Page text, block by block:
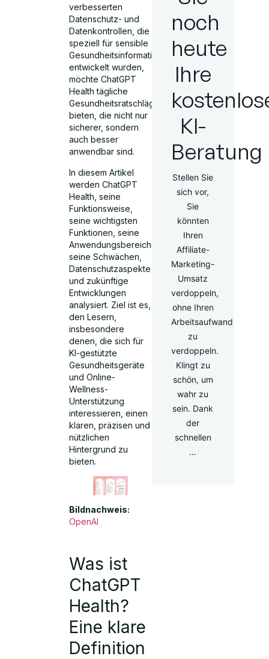
verbesserten
Datenschutz- und
Datenkontrollen, die
speziell für sensible
Gesundheitsinformationen
entwickelt wurden,
möchte ChatGPT
Health tägliche
Gesundheitsratschläge
bieten, die nicht nur
sicherer, sondern
auch besser
anwendbar sind.
In diesem Artikel
werden ChatGPT
Health, seine
Funktionsweise,
seine wichtigsten
Funktionen, seine
Anwendungsbereiche,
seine Schwächen,
Datenschutzaspekte
und zukünftige
Entwicklungen
analysiert. Ziel ist es,
den Lesern,
insbesondere
denen, die sich für
KI-gestützte
Gesundheitsgeräte
und Online-
Wellness-
Unterstützung
interessieren, einen
klaren, präzisen und
nützlichen
Hintergrund zu
bieten.
Bildnachweis:
OpenAI
Was ist
ChatGPT
Health?
Eine klare
Definition
noch
heute
Ihre
KI-
Beratung
Stellen Sie
sich vor,
Sie
könnten
Ihren
Affiliate-
Marketing-
Umsatz
verdoppeln,
ohne Ihren
Arbeitsaufwand
zu
verdoppeln.
Klingt zu
schön, um
wahr zu
sein. Dank
der
schnellen
…